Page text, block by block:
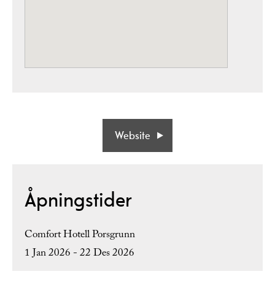
Website
Åpningstider
Comfort Hotell Porsgrunn
1 Jan 2026 - 22 Des 2026